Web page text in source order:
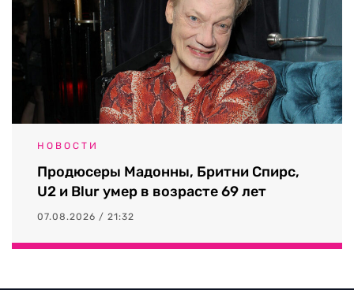
НОВОСТИ
Продюсеры Мадонны, Бритни Спирс,
U2 и Blur умер в возрасте 69 лет
07.08.2026 / 21:32